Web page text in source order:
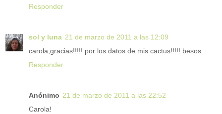
Responder
sol y luna 21 de marzo de 2011 a las 12:09
carola,gracias!!!!! por los datos de mis cactus!!!!! besos
Responder
Anónimo 21 de marzo de 2011 a las 22:52
Carola!